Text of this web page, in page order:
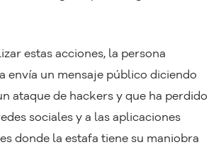
estas acciones, la persona
envía un mensaje público diciendo
ataque de hackers y que ha perdido
sociales y a las aplicaciones
donde la estafa tiene su maniobra